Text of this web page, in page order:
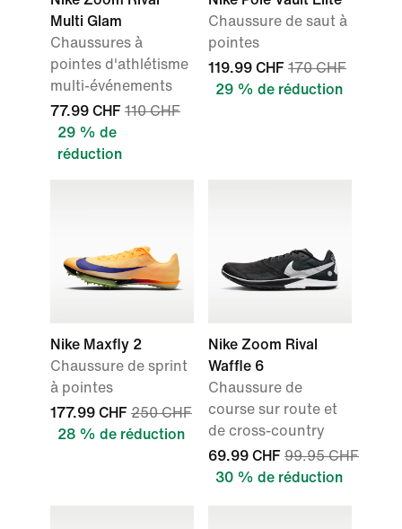
Multi Glam
Chaussures à
pointes d'athlétisme
multi-événements
77.99 CHF 110 CHF
29 % de
réduction
Chaussure de saut à
pointes
119.99 CHF 170 CHF
29 % de réduction
Nike Maxfly 2
Chaussure de sprint
à pointes
177.99 CHF 250 CHF
28 % de réduction
Nike Zoom Rival
Waffle 6
Chaussure de
course sur route et
de cross-country
69.99 CHF 99.95 CHF
30 % de réduction